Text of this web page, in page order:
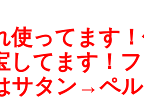
使ってます
してます！
サタン→ペ